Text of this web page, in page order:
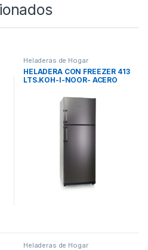
Heladeras de Hogar
HELADERA CON FREEZER 413
LTS.KOH-I-NOOR- ACERO
Heladeras de Hogar